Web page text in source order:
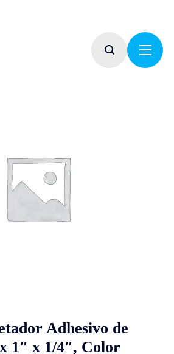
Adhesivo de
1″ x 1/4″, Color